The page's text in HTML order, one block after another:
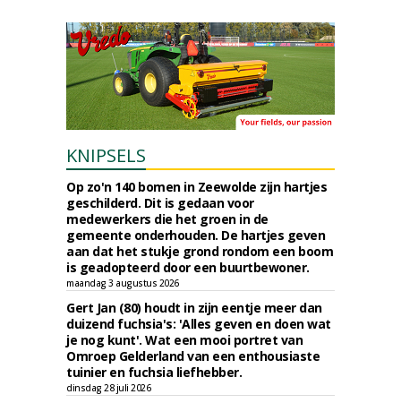
KNIPSELS
Op zo'n 140 bomen in Zeewolde zijn hartjes
geschilderd. Dit is gedaan voor
medewerkers die het groen in de
gemeente onderhouden. De hartjes geven
aan dat het stukje grond rondom een boom
is geadopteerd door een buurtbewoner.
maandag 3 augustus 2026
Gert Jan (80) houdt in zijn eentje meer dan
duizend fuchsia's: 'Alles geven en doen wat
je nog kunt'. Wat een mooi portret van
Omroep Gelderland van een enthousiaste
tuinier en fuchsia liefhebber.
dinsdag 28 juli 2026